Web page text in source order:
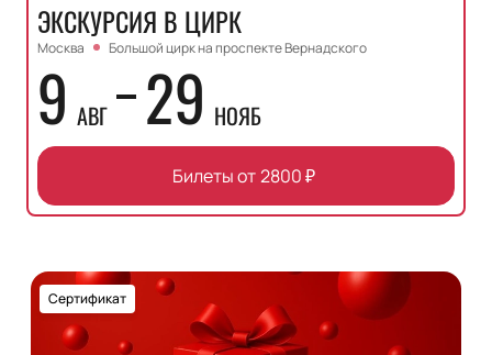
ЭКСКУРСИЯ В ЦИРК
Москва Большой цирк на проспекте Вернадского
9 АВГ 29 НОЯБ
Билеты от2800₽
Сертификат